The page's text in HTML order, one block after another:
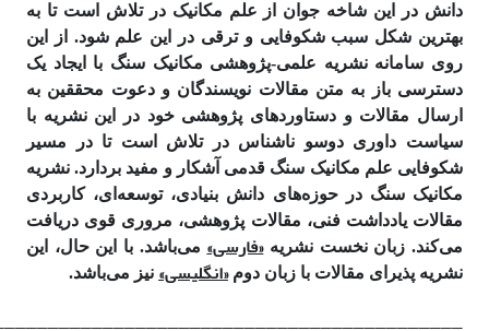
دانش در این شاخه جوان از علم مکانیک در تلاش است تا به
بهترین شکل سبب شکوفایی و ترقی در این علم شود. از این
روی سامانه نشریه علمی-پژوهشی مکانیک سنگ با ایجاد یک
دسترسی باز به متن مقالات نویسندگان و دعوت محققین به
ارسال مقالات و دستاوردهای پژوهشی خود در این نشریه با
سیاست داوری دوسو ناشناس در تلاش است تا در مسیر
شکوفایی علم مکانیک سنگ قدمی آشکار و مفید بردارد. نشریه
مکانیک سنگ در حوزه‌های دانش بنیادی، توسعه‌ای، کاربردی
مقالات یادداشت فنی، مقالات پژوهشی، مروری قوی دریافت
می‌کند. زبان نخست نشریه«فارسی» می‌باشد. با این حال، این
نشریه پذیرای مقالات با زبان دوم«انگلیسی» نیز می‌باشد.